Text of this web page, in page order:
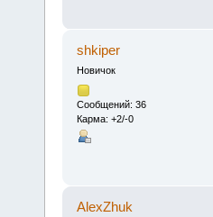
shkiper
Новичок
Сообщений: 36
Карма: +2/-0
AlexZhuk